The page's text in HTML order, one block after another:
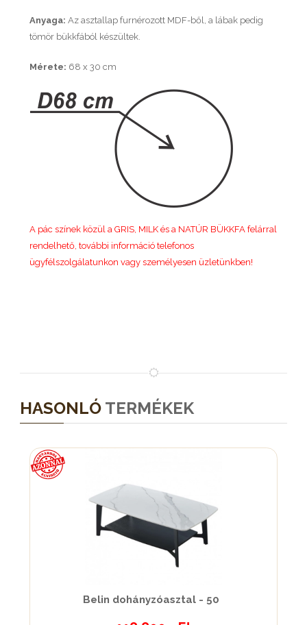
Anyaga: Az asztallap furnérozott MDF-ből, a lábak pedig
tömör bükkfából készültek.
Mérete: 68 x 30 cm
A pác színek közül a GRIS, MILK és a NATÚR BÜKKFA felárral
rendelhető, további információ telefonos
ügyfélszolgálatunkon vagy személyesen üzletünkben!
HASONLÓ TERMÉKEK
Belin dohányzóasztal - 50